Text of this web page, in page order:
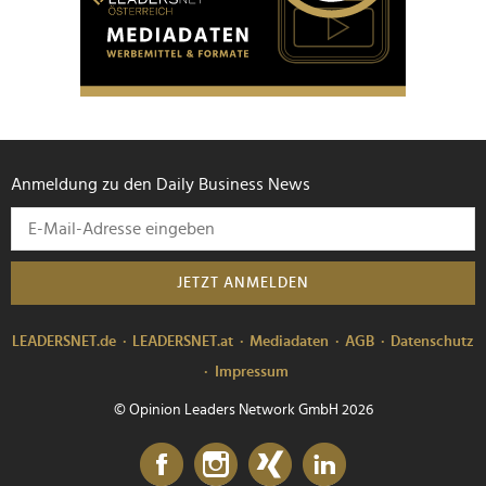
Anmeldung zu den Daily Business News
JETZT ANMELDEN
LEADERSNET.de LEADERSNET.at Mediadaten AGB
Datenschutz
Impressum
© Opinion Leaders Network GmbH 2026